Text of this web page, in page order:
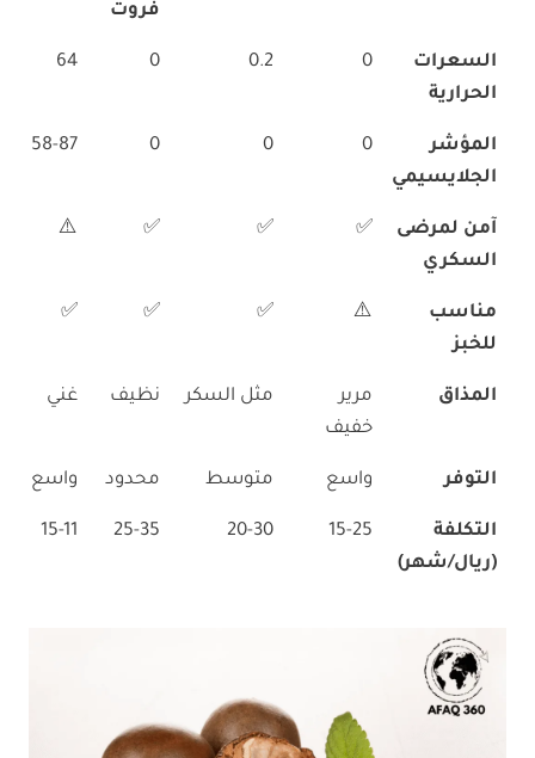
فروت
السعرات
الحرارية
0
0.2
0
64
المؤشر
الجلايسيمي
0
0
0
58-87
آمن لمرضى
السكري
✅
✅
✅
⚠️
مناسب
للخبز
⚠️
✅
✅
✅
المذاق
مرير
خفيف
مثل السكر نظيف غني
التوفر واسع متوسط محدود واسع
التكلفة
(ريال/شهر)
15-25
20-30
25-35
15-11